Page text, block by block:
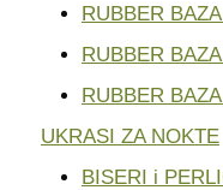
RUBBER
RUBBER
RUBBER
UKRASI ZA NOKTE
BISERI i